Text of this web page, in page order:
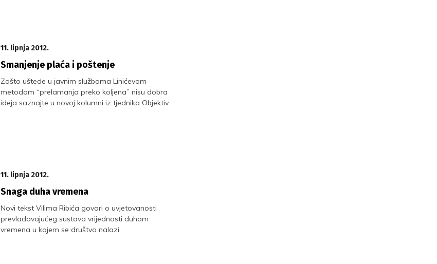
11. lipnja 2012.
Smanjenje plaća i poštenje
Zašto uštede u javnim službama Linićevom
metodom “prelamanja preko koljena” nisu dobra
ideja saznajte u novoj kolumni iz tjednika Objektiv.
11. lipnja 2012.
Snaga duha vremena
Novi tekst Vilima Ribića govori o uvjetovanosti
prevladavajućeg sustava vrijednosti duhom
vremena u kojem se društvo nalazi.